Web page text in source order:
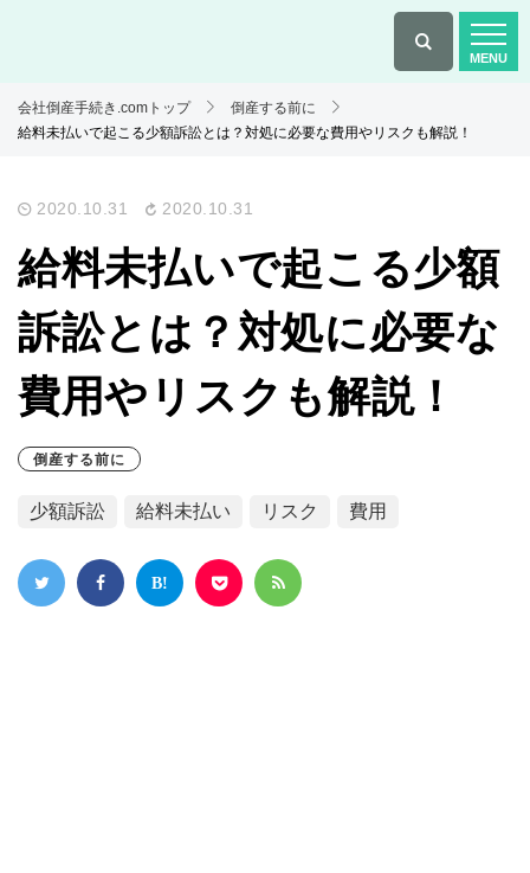
会社倒産手続き.comトップ
倒産する前に
給料未払いで起こる少額訴訟とは？対処に必要な費用やリスクも解説！
2020.10.31 2020.10.31
給料未払いで起こる少額
訴訟とは？対処に必要な
費用やリスクも解説！
倒産する前に
少額訴訟 給料未払い リスク 費用